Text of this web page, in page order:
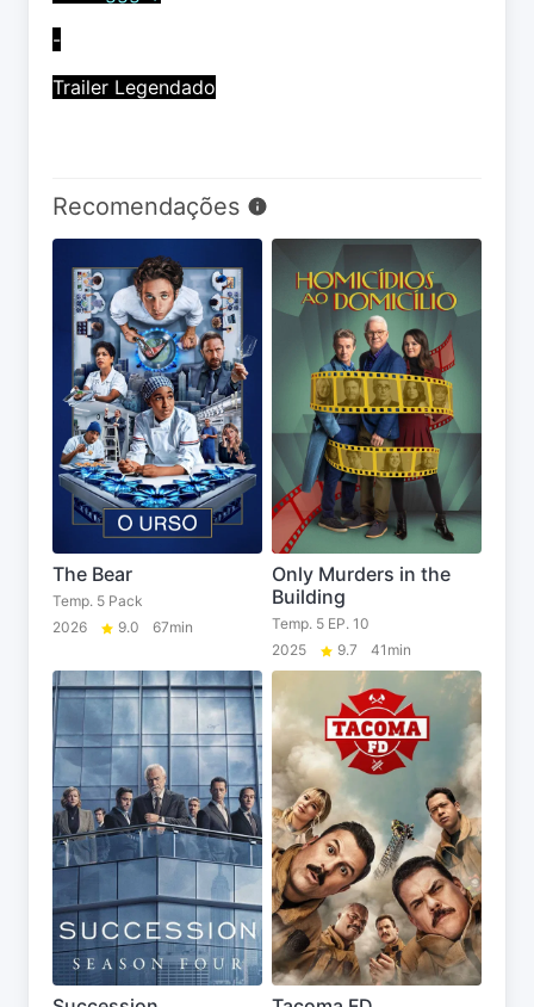
-
Trailer Legendado
Recomendações
The Bear
Temp. 5 Pack
2026
9.0 67min
Only Murders in the
Building
Temp. 5 EP. 10
2025
9.7 41min